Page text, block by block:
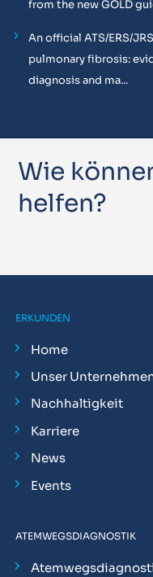
from the new GOLD
An official ATS/ERS/
pulmonary fibrosis:
diagnosis and ma...
Wie
helfen?
ERKUNDEN
Home
Unser
Nachhaltigkeit
Karriere
News
Events
ATEMWEGSDIAGNOSTIK